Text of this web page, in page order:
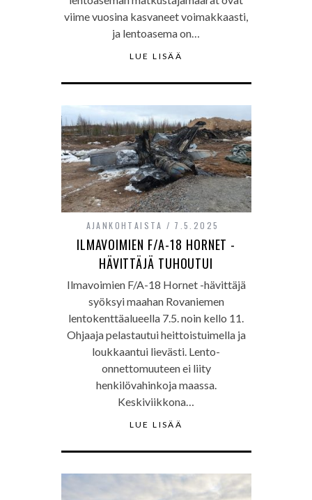
viime vuosina kasvaneet voimakkaasti,
ja lentoasema on…
LUE LISÄÄ
AJANKOHTAISTA 7.5.2025
ILMAVOIMIEN F/A-18 HORNET -
HÄVITTÄJÄ TUHOUTUI
Ilmavoimien F/A-18 Hornet -hävittäjä
syöksyi maahan Rovaniemen
lentokenttäalueella 7.5. noin kello 11.
Ohjaaja pelastautui heittoistuimella ja
loukkaantui lievästi. Lento-
onnettomuuteen ei liity
henkilövahinkoja maassa.
Keskiviikkona…
LUE LISÄÄ